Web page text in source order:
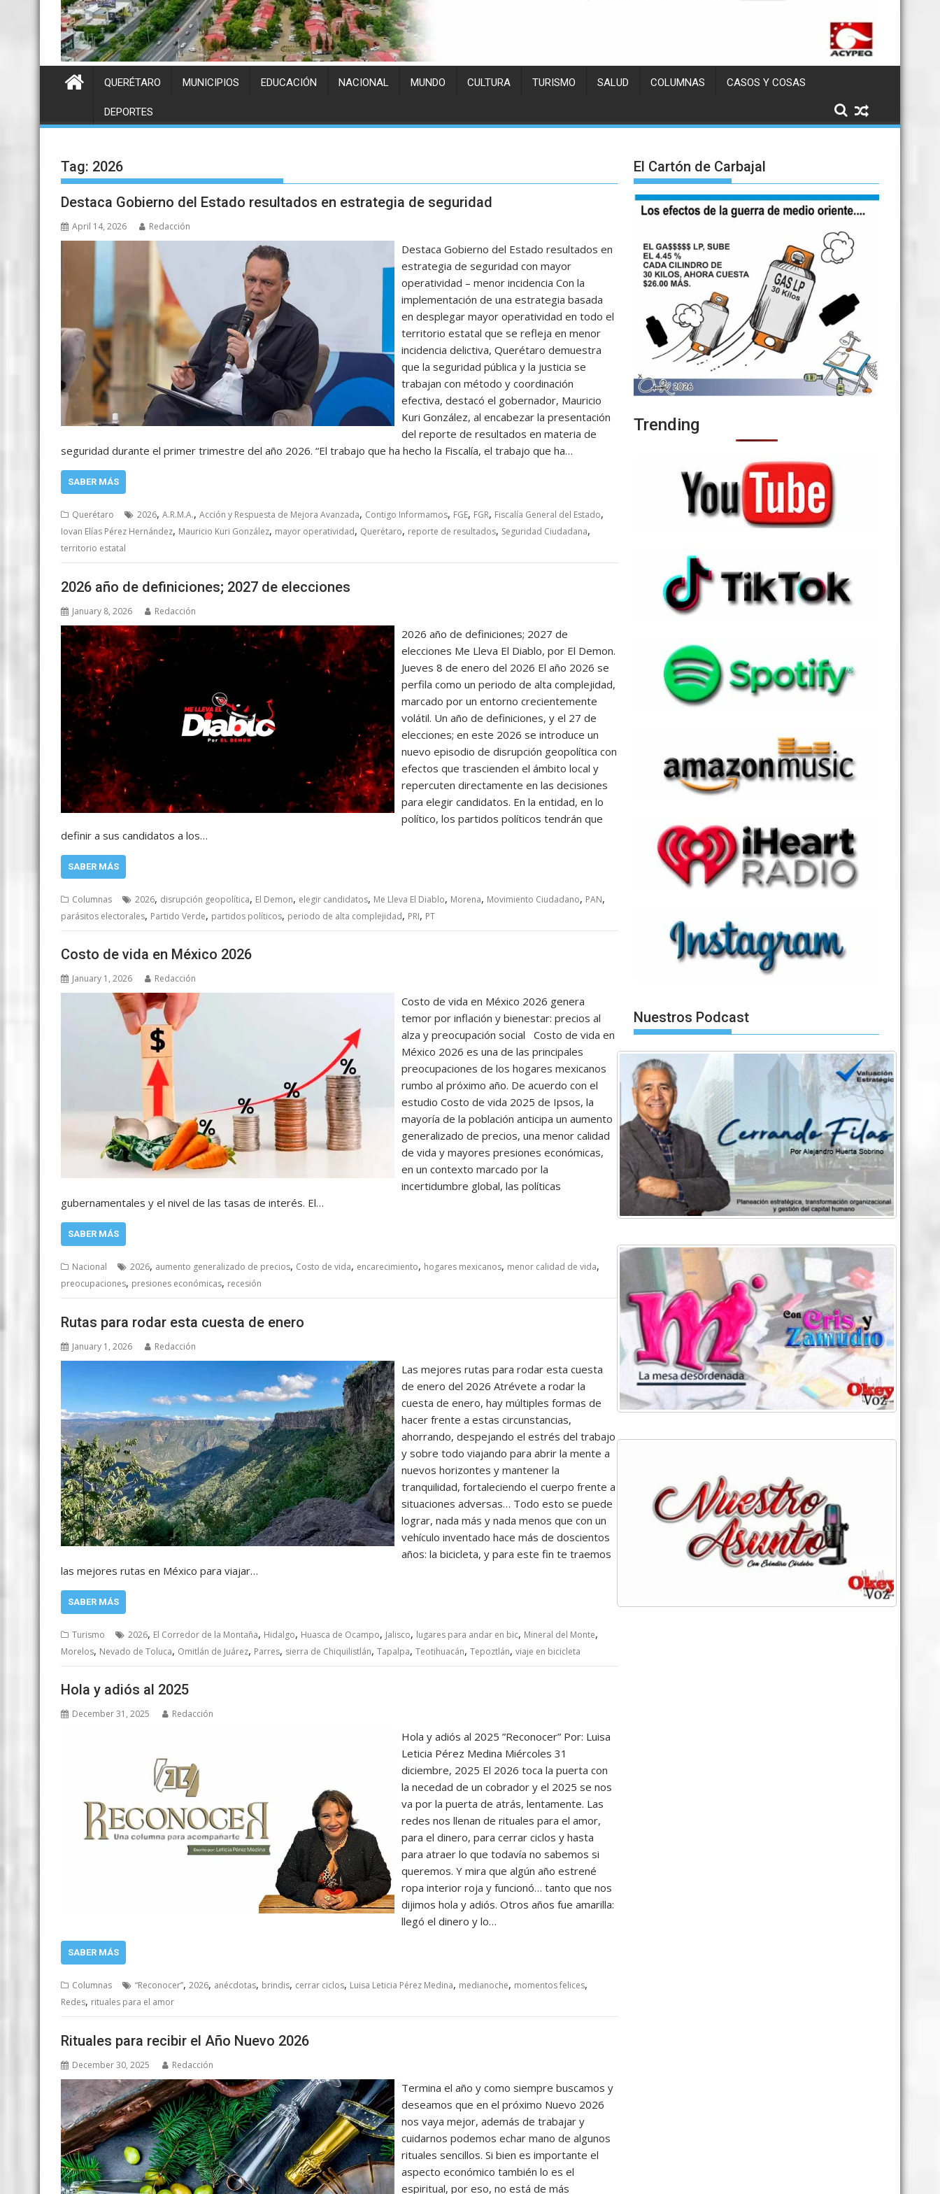
QUERÉTARO MUNICIPIOS EDUCACIÓN NACIONAL MUNDO CULTURA TURISMO SALUD COLUMNAS CASOS Y COSAS
DEPORTES
Tag: 2026
Destaca Gobierno del Estado resultados en estrategia de seguridad
April 14, 2026 Redacción
Destaca Gobierno del Estado resultados en
estrategia de seguridad con mayor
operatividad – menor incidencia Con la
implementación de una estrategia basada
en desplegar mayor operatividad en todo el
territorio estatal que se refleja en menor
incidencia delictiva, Querétaro demuestra
que la seguridad pública y la justicia se
trabajan con método y coordinación
efectiva, destacó el gobernador, Mauricio
Kuri González, al encabezar la presentación
del reporte de resultados en materia de
seguridad durante el primer trimestre del año 2026. “El trabajo que ha hecho la Fiscalía, el trabajo que ha…
SABER MÁS
Querétaro 2026, A.R.M.A., Acción y Respuesta de Mejora Avanzada, Contigo Informamos, FGE, FGR, Fiscalía General del Estado,
Iovan Elías Pérez Hernández, Mauricio Kuri González, mayor operatividad, Querétaro, reporte de resultados, Seguridad Ciudadana,
territorio estatal
2026 año de definiciones; 2027 de elecciones
January 8, 2026 Redacción
2026 año de definiciones; 2027 de
elecciones Me Lleva El Diablo, por El Demon.
Jueves 8 de enero del 2026 El año 2026 se
perfila como un periodo de alta complejidad,
marcado por un entorno crecientemente
volátil. Un año de definiciones, y el 27 de
elecciones; en este 2026 se introduce un
nuevo episodio de disrupción geopolítica con
efectos que trascienden el ámbito local y
repercuten directamente en las decisiones
para elegir candidatos. En la entidad, en lo
político, los partidos políticos tendrán que
definir a sus candidatos a los…
SABER MÁS
Columnas 2026, disrupción geopolítica, El Demon, elegir candidatos, Me Lleva El Diablo, Morena, Movimiento Ciudadano, PAN,
parásitos electorales, Partido Verde, partidos políticos, periodo de alta complejidad, PRI, PT
Costo de vida en México 2026
January 1, 2026 Redacción
Costo de vida en México 2026 genera
temor por inflación y bienestar: precios al
alza y preocupación social Costo de vida en
México 2026 es una de las principales
preocupaciones de los hogares mexicanos
rumbo al próximo año. De acuerdo con el
estudio Costo de vida 2025 de Ipsos, la
mayoría de la población anticipa un aumento
generalizado de precios, una menor calidad
de vida y mayores presiones económicas,
en un contexto marcado por la
incertidumbre global, las políticas
gubernamentales y el nivel de las tasas de interés. El…
SABER MÁS
Nacional 2026, aumento generalizado de precios, Costo de vida, encarecimiento, hogares mexicanos, menor calidad de vida,
preocupaciones, presiones económicas, recesión
Rutas para rodar esta cuesta de enero
January 1, 2026 Redacción
Las mejores rutas para rodar esta cuesta
de enero del 2026 Atrévete a rodar la
cuesta de enero, hay múltiples formas de
hacer frente a estas circunstancias,
ahorrando, despejando el estrés del trabajo
y sobre todo viajando para abrir la mente a
nuevos horizontes y mantener la
tranquilidad, fortaleciendo el cuerpo frente a
situaciones adversas… Todo esto se puede
lograr, nada más y nada menos que con un
vehículo inventado hace más de doscientos
años: la bicicleta, y para este fin te traemos
las mejores rutas en México para viajar…
SABER MÁS
Turismo 2026, El Corredor de la Montaña, Hidalgo, Huasca de Ocampo, Jalisco, lugares para andar en bic, Mineral del Monte,
Morelos, Nevado de Toluca, Omitlán de Juárez, Parres, sierra de Chiquilistlán, Tapalpa, Teotihuacán, Tepoztlán, viaje en bicicleta
Hola y adiós al 2025
December 31, 2025 Redacción
Hola y adiós al 2025 ”Reconocer” Por: Luisa
Leticia Pérez Medina Miércoles 31
diciembre, 2025 El 2026 toca la puerta con
la necedad de un cobrador y el 2025 se nos
va por la puerta de atrás, lentamente. Las
redes nos llenan de rituales para el amor,
para el dinero, para cerrar ciclos y hasta
para atraer lo que todavía no sabemos si
queremos. Y mira que algún año estrené
ropa interior roja y funcionó… tanto que nos
dijimos hola y adiós. Otros años fue amarilla:
llegó el dinero y lo…
SABER MÁS
Columnas “Reconocer”, 2026, anécdotas, brindis, cerrar ciclos, Luisa Leticia Pérez Medina, medianoche, momentos felices,
Redes, rituales para el amor
Rituales para recibir el Año Nuevo 2026
December 30, 2025 Redacción
Termina el año y como siempre buscamos y
deseamos que en el próximo Nuevo 2026
nos vaya mejor, además de trabajar y
cuidarnos podemos echar mano de algunos
rituales sencillos. Si bien es importante el
aspecto económico también lo es el
espiritual, por eso, no está de más
El Cartón de Carbajal
Trending
Nuestros Podcast